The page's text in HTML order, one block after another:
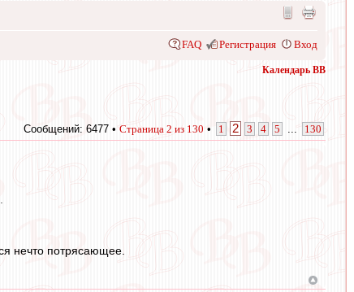
FAQ Регистрация Вход
Календарь ВВ
Сообщений: 6477 • Страница 2 из 130 • 1 2 3 4 5 130
нечто потрясающее.